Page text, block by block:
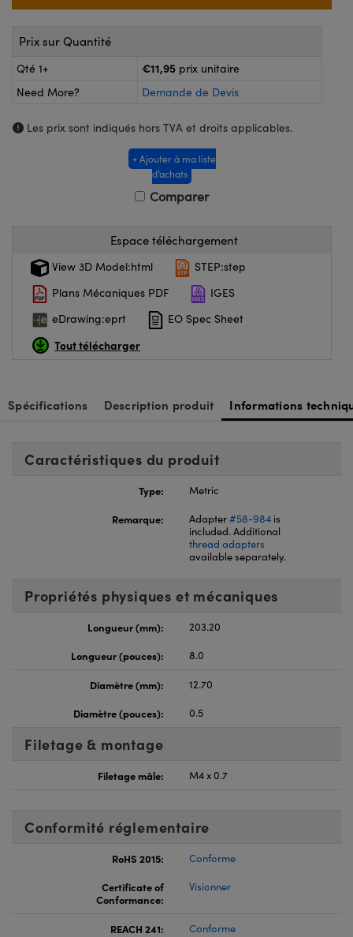
ou Coupleurs
de Poche ou à Mesure Directe
pour Caméras
Optiques Lightpath
Labs™
Optiques de SCHOTT
Prix sur Quantité
Qté 1+ €11,95 prix unitaire
Need More?
Demande de Devis
Les prix sont indiqués hors TVA et droits applicables.
+ Ajouter à ma liste
d’achats
Comparer
Espace téléchargement
View 3D Model:html
STEP:step
Plans Mécaniques PDF
IGES
eDrawing:eprt
EO Spec Sheet
Tout télécharger
Spécifications Description produit Informations
Caractéristiques du produit
Type:
Metric
Remarque:
Adapter#58-984 is
included. Additional
thread adapters
available separately.
Propriétés physiques et mécaniques
Longueur (mm):
203.20
Longueur (pouces):
8.0
Diamètre (mm):
12.70
Diamètre (pouces):
0.5
Filetage & montage
Filetage mâle: M4 x 0.7
Conformité réglementaire
RoHS 2015:
Conforme
Certificate of
Conformance:
Visionner
REACH 241: Conforme